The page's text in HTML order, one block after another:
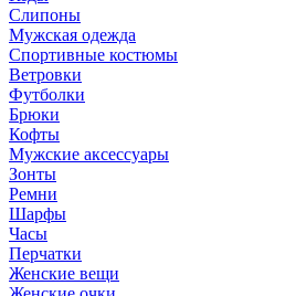
Слипоны
Мужская одежда
Спортивные костюмы
Ветровки
Футболки
Брюки
Кофты
Мужские аксессуары
Зонты
Ремни
Шарфы
Часы
Перчатки
Женские вещи